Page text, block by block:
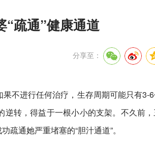
“疏通”健康通道
分享至：
不进行任何治疗，生存周期可能只有3-
转，得益于一根小小的支架。不久前
通她严重堵塞的“胆汁通道”。